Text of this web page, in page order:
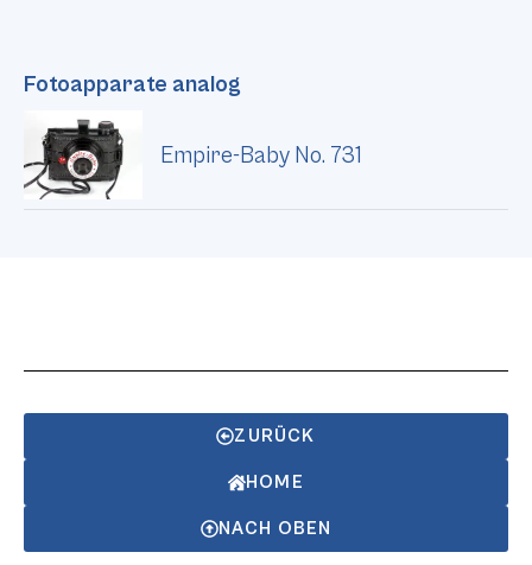
Fotoapparate analog
Empire-Baby No. 731
ZURÜCK
HOME
NACH OBEN